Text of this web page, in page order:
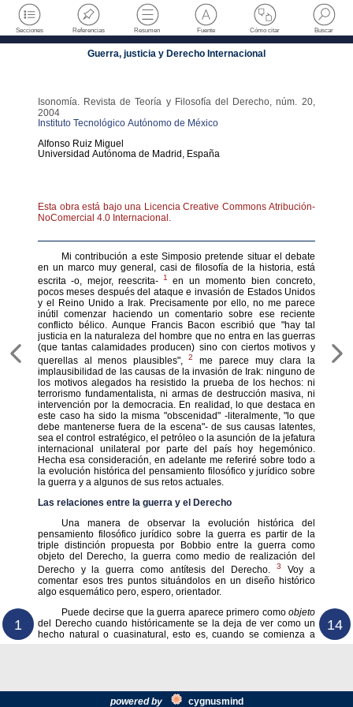
Secciones Referencias Resumen Fuente Cómo citar Buscar
Guerra, justicia y Derecho Internacional
Isonomía. Revista de Teoría y Filosofía del Derecho, núm. 20,
2004
Instituto Tecnológico Autónomo de México
Alfonso Ruiz Miguel
Universidad Autónoma de Madrid , España
Esta obra está bajo una Licencia Creative Commons Atribución-
NoComercial 4.0 Internacional.
Mi contribución a este Simposio pretende situar el debate
en un marco muy general, casi de filosofía de la historia, está
escrita -o, mejor, reescrita-
1
en un momento bien concreto,
pocos meses después del ataque e invasión de Estados Unidos
y el Reino Unido a Irak. Precisamente por ello, no me parece
inútil comenzar haciendo un comentario sobre ese reciente
conflicto bélico. Aunque Francis Bacon escribió que "hay tal
justicia en la naturaleza del hombre que no entra en las guerras
(que tantas calamidades producen) sino con ciertos motivos y
querellas al menos plausibles",
2
me parece muy clara la
implausibilidad de las causas de la invasión de Irak: ninguno de
los motivos alegados ha resistido la prueba de los hechos: ni
terrorismo fundamentalista, ni armas de destrucción masiva, ni
intervención por la democracia. En realidad, lo que destaca en
este caso ha sido la misma "obscenidad" -literalmente, "lo que
debe mantenerse fuera de la escena"- de sus causas latentes,
sea el control estratégico, el petróleo o la asunción de la jefatura
internacional unilateral por parte del país hoy hegemónico.
Hecha esa consideración, en adelante me referiré sobre todo a
la evolución histórica del pensamiento filosófico y jurídico sobre
la guerra y a algunos de sus retos actuales.
Las relaciones entre la guerra y el Derecho
Una manera de observar la evolución histórica del
pensamiento filosófico jurídico sobre la guerra es partir de la
triple distinción propuesta por Bobbio entre la guerra como
objeto del Derecho, la guerra como medio de realización del
Derecho y la guerra como antítesis del Derecho.
3
Voy a
comentar esos tres puntos situándolos en un diseño histórico
algo esquemático pero, espero, orientador.
Puede decirse que la guerra aparece primero como objeto
del Derecho cuando históricamente se la deja de ver como un
hecho natural o cuasinatural, esto es, cuando se comienza a
1 14
powered by cygnusmind